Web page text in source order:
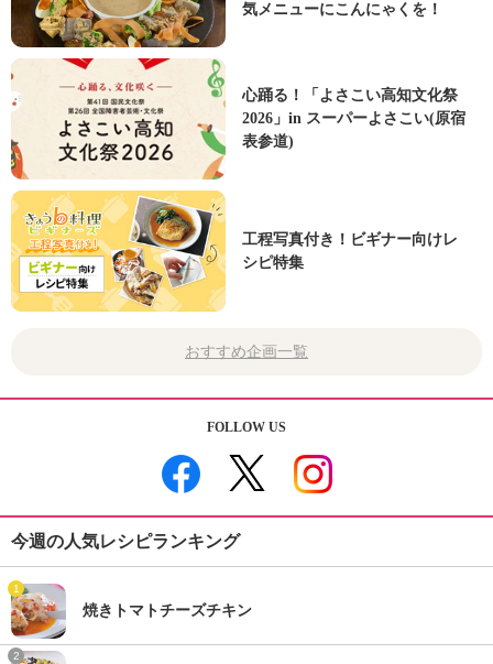
気メニューにこんにゃくを！
心踊る！「よさこい高知文化祭
2026」in スーパーよさこい(原宿
表参道)
工程写真付き！ビギナー向けレ
シピ特集
おすすめ企画一覧
FOLLOW US
今週の人気レシピランキング
1
焼きトマトチーズチキン
2